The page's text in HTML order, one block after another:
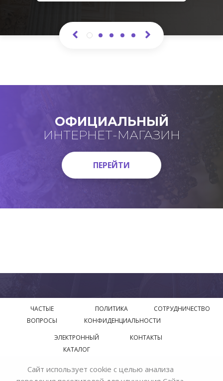
ОФИЦИАЛЬНЫЙ
ИНТЕРНЕТ-МАГАЗИН
ПЕРЕЙТИ
ПЕРЕЙТИ
ЧАСТЫЕ
ВОПРОСЫ
ПОЛИТИКА
КОНФИДЕНЦИАЛЬНОСТИ
СОТРУДНИЧЕСТВО
ЭЛЕКТРОННЫЙ
КАТАЛОГ
КОНТАКТЫ
© 2018—2026 Официальный сайт завода производителя
Сайт использует cookie с целью анализа